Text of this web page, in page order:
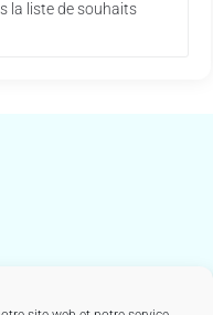
la liste de souhaits